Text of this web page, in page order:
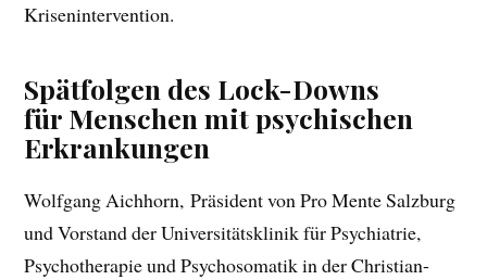
Krisenintervention.
Spätfolgen des Lock-Downs
für Menschen mit psychischen
Erkrankungen
Wolfgang Aichhorn, Präsident von Pro Mente Salzburg
und Vorstand der Universitätsklinik für Psychiatrie,
Psychotherapie und Psychosomatik in der Christian-